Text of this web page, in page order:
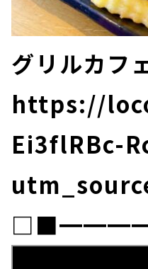
グリルカフ
https://
Ei3flRBc-